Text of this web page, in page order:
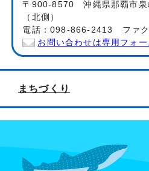
〒900-8570 沖縄県那覇市泉
（北側）
電話：098-866-2413 ファ
お問い合わせは専用フォー
まちづくり